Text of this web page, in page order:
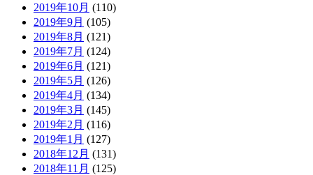
2019年10月 (110)
2019年9月 (105)
2019年8月 (121)
2019年7月 (124)
2019年6月 (121)
2019年5月 (126)
2019年4月 (134)
2019年3月 (145)
2019年2月 (116)
2019年1月 (127)
2018年12月 (131)
2018年11月 (125)